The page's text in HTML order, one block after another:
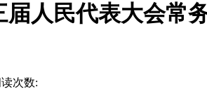
届人民代表大会常
次数: